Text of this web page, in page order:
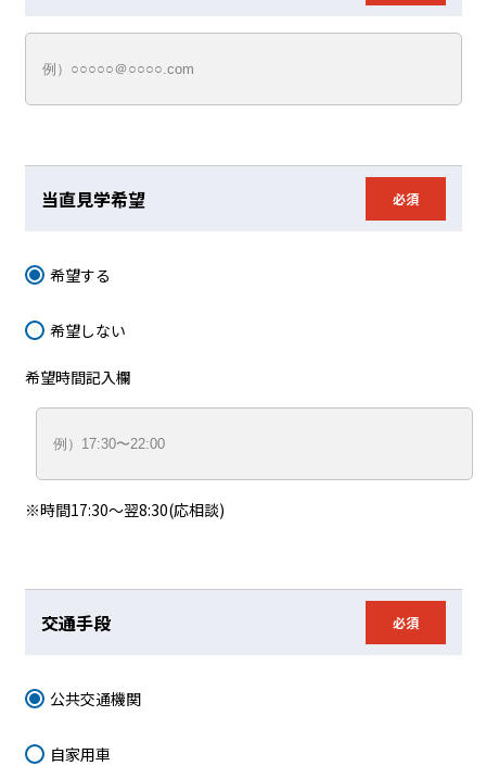
必須
当直見学希望
希望する
希望しない
希望時間記入欄
※時間17:30～翌8:30(応相談)
必須
交通手段
公共交通機関
自家用車